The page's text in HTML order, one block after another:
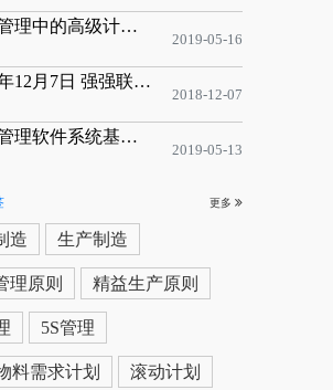
生产管理中的高级计划与排程优化
2019-05-16
2018年12月7日 强强联手，共同推进电子器件领域APS应用典范 风华高科生产自动化工业互联网应用项目-APS项目启动会
2018-12-07
生产管理软件系统基于信息化的解决方案
2019-05-13
更多
造 生产制造
理原则 精益生产原则
5S管理
料需求计划 滚动计划